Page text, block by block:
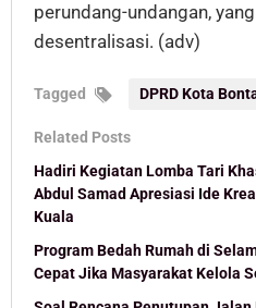
perundang-undangan,
desentralisasi. (adv)
Tagged DPRD Kota
Related Posts
Hadiri Kegiatan Lomba Tari
Abdul Samad Apresiasi Ide
Kuala
Program Bedah Rumah di
Cepat Jika Masyarakat Kelola